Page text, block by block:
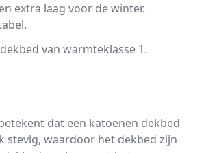
extra laag voor de winter.
van warmteklasse 1.
dat een katoenen dekbed
stevig, waardoor het dekbed zijn